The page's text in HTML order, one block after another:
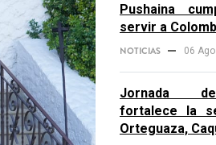
Pushaina
servir a
NOTICIAS 06
Jornada
fortalece la
Orteguaza,